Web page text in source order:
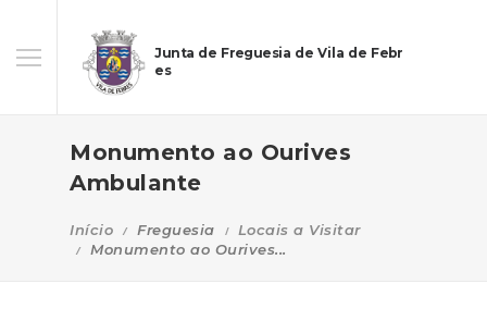
Junta de Freguesia de Vila de Febr
es
Monumento ao Ourives
Ambulante
Início Freguesia
Locais a Visitar
Monumento ao Ourives...